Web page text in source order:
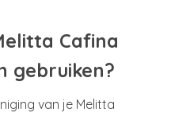
Cafina
gebruiken?
van je Melitta